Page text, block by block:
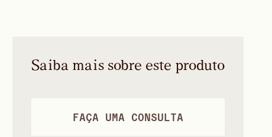
Saiba mais sobre este produto
FAÇA UMA CONSULTA